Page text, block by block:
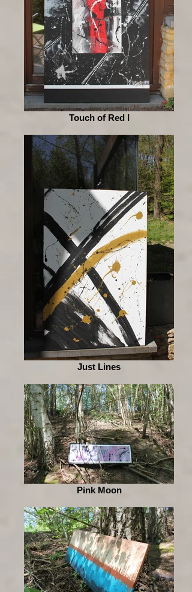
Touch of Red I
Just Lines
Pink Moon